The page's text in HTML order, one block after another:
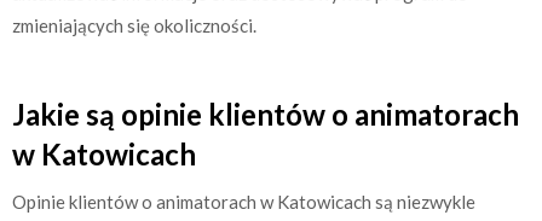
zmieniających się okoliczności.
Jakie są opinie klientów o animatorach
w Katowicach
Opinie klientów o animatorach w Katowicach są niezwykle